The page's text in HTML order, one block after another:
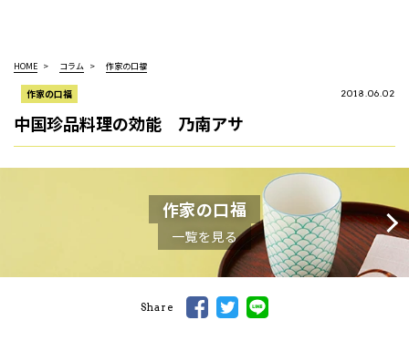
HOME コラム 作家の口福
作家の口福 2018.06.02
中国珍品料理の効能 乃南アサ
作家の口福
一覧を見る
Share